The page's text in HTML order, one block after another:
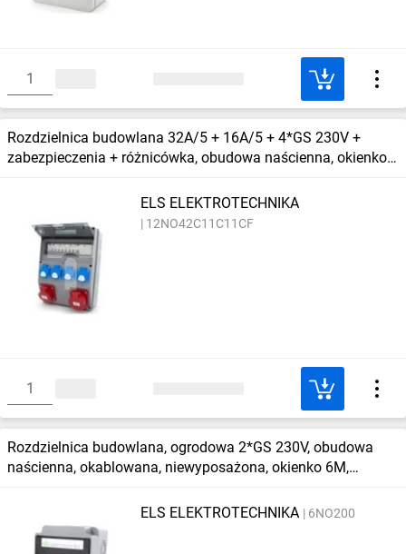
Rozdzielnica budowlana 32A/5 + 16A/5 + 4*GS 230V +
zabezpieczenia + różnicówka, obudowa naścienna, okienko
ELS ELEKTROTECHNIKA
12NO42C11C11CF
Rozdzielnica budowlana, ogrodowa 2*GS 230V, obudowa
naścienna, okablowana, niewyposażona, okienko 6M,
ELS ELEKTROTECHNIKA
6NO200